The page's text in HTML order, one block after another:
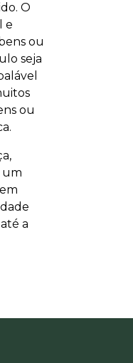
O
e
ou
seja
ou
um
a